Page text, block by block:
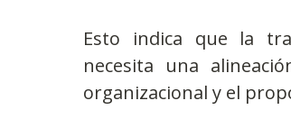
Esto indica que la
necesita una
organizacional y el